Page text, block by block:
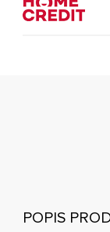
POPIS